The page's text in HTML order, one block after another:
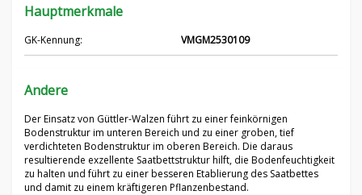
Hauptmerkmale
GK-Kennung: VMGM2530109
Andere
Der Einsatz von Güttler-Walzen führt zu einer feinkörnigen
Bodenstruktur im unteren Bereich und zu einer groben, tief
verdichteten Bodenstruktur im oberen Bereich. Die daraus
resultierende exzellente Saatbettstruktur hilft, die Bodenfeuchtigkeit
zu halten und führt zu einer besseren Etablierung des Saatbettes
und damit zu einem kräftigeren Pflanzenbestand.